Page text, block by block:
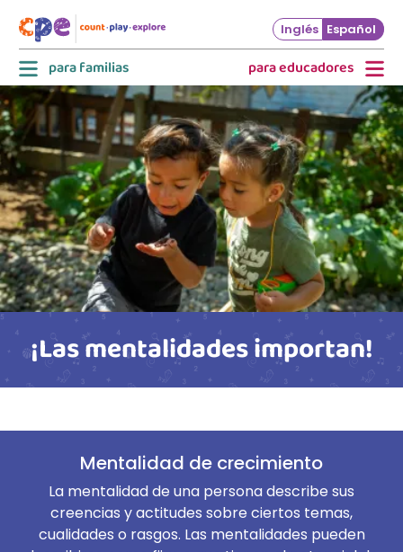
Skip to main content
Inglés Español
para familias para educadores
¡Las mentalidades importan!
Mentalidad de crecimiento
La mentalidad de una persona describe sus
creencias y actitudes sobre ciertos temas,
cualidades o rasgos. Las mentalidades pueden